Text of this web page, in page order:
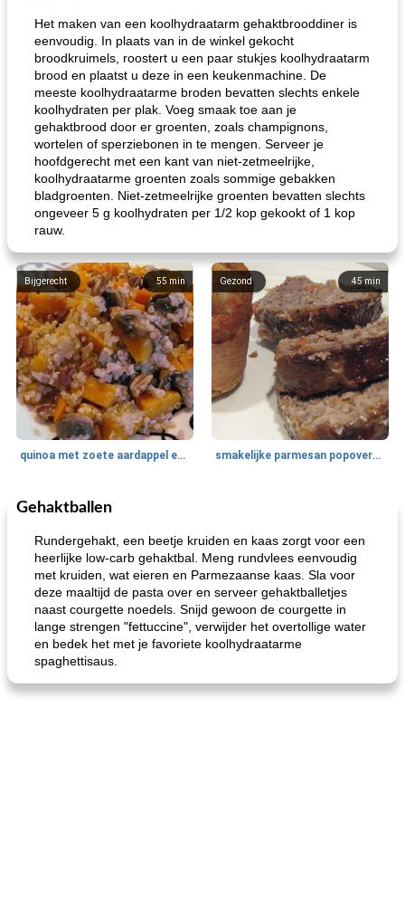
Het maken van een koolhydraatarm gehaktbrooddiner is
eenvoudig. In plaats van in de winkel gekocht
broodkruimels, roostert u een paar stukjes koolhydraatarm
brood en plaatst u deze in een keukenmachine. De
meeste koolhydraatarme broden bevatten slechts enkele
koolhydraten per plak. Voeg smaak toe aan je
gehaktbrood door er groenten, zoals champignons,
wortelen of sperziebonen in te mengen. Serveer je
hoofdgerecht met een kant van niet-zetmeelrijke,
koolhydraatarme groenten zoals sommige gebakken
bladgroenten. Niet-zetmeelrijke groenten bevatten slechts
ongeveer 5 g koolhydraten per 1/2 kop gekookt of 1 kop
rauw.
55 min
Bijgerecht
quinoa met zoete aardappel en champignons
45min
Gezond
smakelijke parmesan popovers (gezonder!)
One Dish Meal
gemakkelijke rijst en hamburger een gerecht diner oma's griessnockerlsuppe (rund- en griesmeelknoedelsoep)
Gehaktballen
Rundergehakt, een beetje kruiden en kaas zorgt voor een
heerlijke low-carb gehaktbal. Meng rundvlees eenvoudig
met kruiden, wat eieren en Parmezaanse kaas. Sla voor
deze maaltijd de pasta over en serveer gehaktballetjes
naast courgette noedels. Snijd gewoon de courgette in
lange strengen "fettuccine", verwijder het overtollige water
en bedek het met je favoriete koolhydraatarme
spaghettisaus.